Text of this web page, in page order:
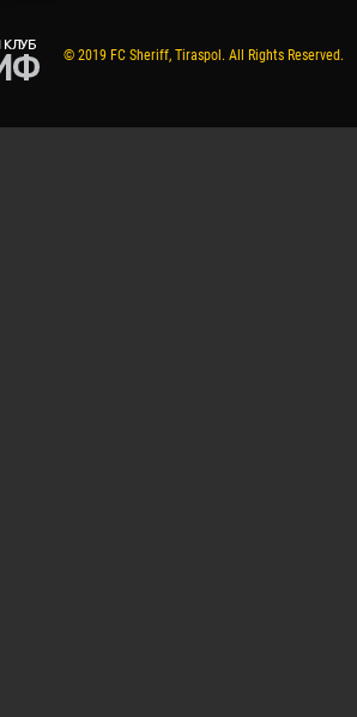
© 2019 FC Sheriff, Tiraspol. All Rights Reserved.